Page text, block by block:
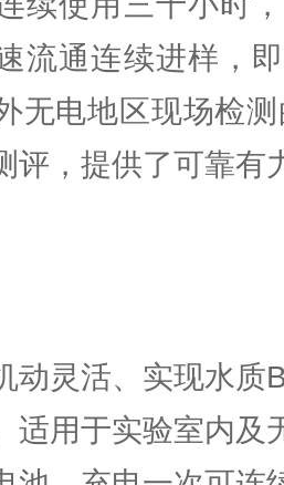
流通连续进样，
无电地区现场检
评，提供了可靠有
动灵活、实现水质
适用于实验室内及